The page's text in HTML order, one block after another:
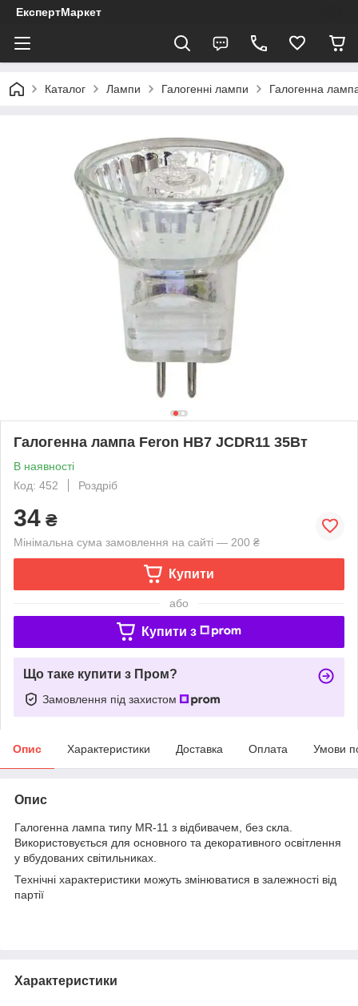
ЕкспертМаркет
Каталог Лампи Галогенні лампи Галогенна
Галогенна лампа Feron HB7 JCDR11 35Вт
В наявності
Код: 452
Роздріб
34 ₴
Мінімальна сума замовлення на сайті — 200 ₴
Купити
або
Купити з
Що таке купити з Пром?
Замовлення під захистом
Опис Характеристики Доставка Оплата Умови
Опис
Галогенна лампа типу MR-11 з відбивачем, без скла.
Використовується для основного та декоративного освітлення
у вбудованих світильниках.
Технічні характеристики можуть змінюватися в залежності від
партії
Характеристики